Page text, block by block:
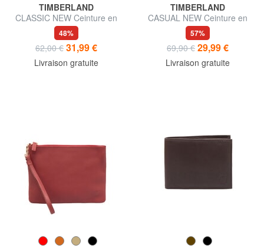
TIMBERLAND
CLASSIC NEW Ceinture en
cuir
48%
62,00 € 31,99 €
Livraison gratuite
TIMBERLAND
CASUAL NEW Ceinture en
cuir
57%
69,90 € 29,99 €
Livraison gratuite